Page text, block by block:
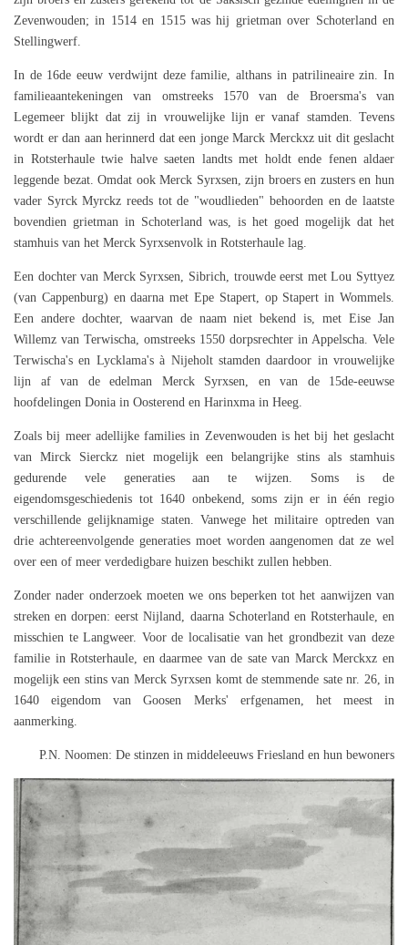
Zevenwouden; in 1514 en 1515 was hij grietman over Schoterland en
Stellingwerf.
In de 16de eeuw verdwijnt deze familie, althans in patrilineaire zin. In
familieaantekeningen van omstreeks 1570 van de Broersma's van
Legemeer blijkt dat zij in vrouwelijke lijn er vanaf stamden. Tevens
wordt er dan aan herinnerd dat een jonge Marck Merckxz uit dit geslacht
in Rotsterhaule twie halve saeten landts met holdt ende fenen aldaer
leggende bezat. Omdat ook Merck Syrxsen, zijn broers en zusters en hun
vader Syrck Myrckz reeds tot de "woudlieden" behoorden en de laatste
bovendien grietman in Schoterland was, is het goed mogelijk dat het
stamhuis van het Merck Syrxsenvolk in Rotsterhaule lag.
Een dochter van Merck Syrxsen, Sibrich, trouwde eerst met Lou Syttyez
(van Cappenburg) en daarna met Epe Stapert, op Stapert in Wommels.
Een andere dochter, waarvan de naam niet bekend is, met Eise Jan
Willemz van Terwischa, omstreeks 1550 dorpsrechter in Appelscha. Vele
Terwischa's en Lycklama's à Nijeholt stamden daardoor in vrouwelijke
lijn af van de edelman Merck Syrxsen, en van de 15de-eeuwse
hoofdelingen Donia in Oosterend en Harinxma in Heeg.
Zoals bij meer adellijke families in Zevenwouden is het bij het geslacht
van Mirck Sierckz niet mogelijk een belangrijke stins als stamhuis
gedurende vele generaties aan te wijzen. Soms is de
eigendomsgeschiedenis tot 1640 onbekend, soms zijn er in één regio
verschillende gelijknamige staten. Vanwege het militaire optreden van
drie achtereenvolgende generaties moet worden aangenomen dat ze wel
over een of meer verdedigbare huizen beschikt zullen hebben.
Zonder nader onderzoek moeten we ons beperken tot het aanwijzen van
streken en dorpen: eerst Nijland, daarna Schoterland en Rotsterhaule, en
misschien te Langweer. Voor de localisatie van het grondbezit van deze
familie in Rotsterhaule, en daarmee van de sate van Marck Merckxz en
mogelijk een stins van Merck Syrxsen komt de stemmende sate nr. 26, in
1640 eigendom van Goosen Merks' erfgenamen, het meest in
aanmerking.
P.N. Noomen: De stinzen in middeleeuws Friesland en hun bewoners